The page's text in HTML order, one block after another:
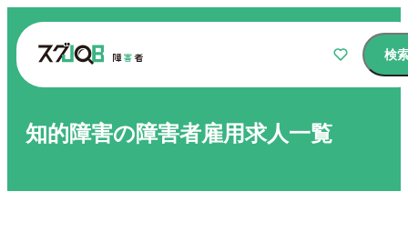
検
仕事をさがす
知的障害の障害者雇用求人一覧